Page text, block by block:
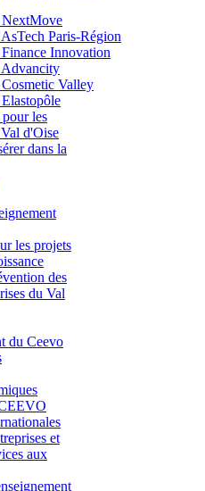
Paris-Région
Innovation
Valley
pour les
d'Oise
dans la
les projets
des
du Val
du Ceevo
et
aux